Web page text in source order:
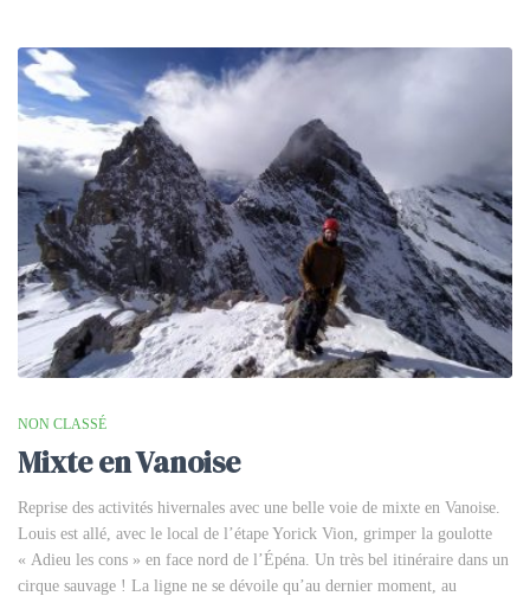
NON CLASSÉ
Mixte en Vanoise
Reprise des activités hivernales avec une belle voie de mixte en Vanoise.
Louis est allé, avec le local de l’étape Yorick Vion, grimper la goulotte
« Adieu les cons » en face nord de l’Épéna. Un très bel itinéraire dans un
cirque sauvage ! La ligne ne se dévoile qu’au dernier moment, au